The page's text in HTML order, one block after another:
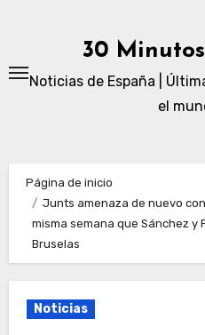
30
Noticias de España |
el
Página de inicio
Junts amenaza de nuevo
misma semana que Sánchez y
Bruselas
Noticias